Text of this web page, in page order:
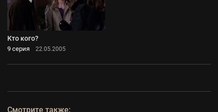
Кто кого?
9 серия 22.05.2005
Смотрите также: